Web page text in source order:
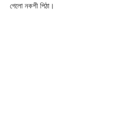
গেলো নকশী পিঠা।